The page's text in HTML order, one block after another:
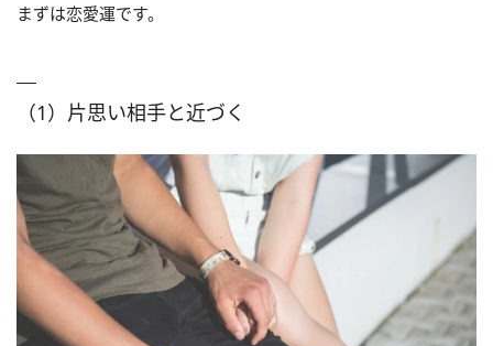
まずは恋愛運です。
（1）片思い相手と近づく